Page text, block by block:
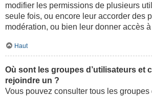
modifier les permissions de plusieurs
seule fois, ou encore leur accorder des
modération, ou bien leur donner accès
Haut
Où sont les groupes d’utilisateurs et
rejoindre un ?
Vous pouvez consulter tous les groupes